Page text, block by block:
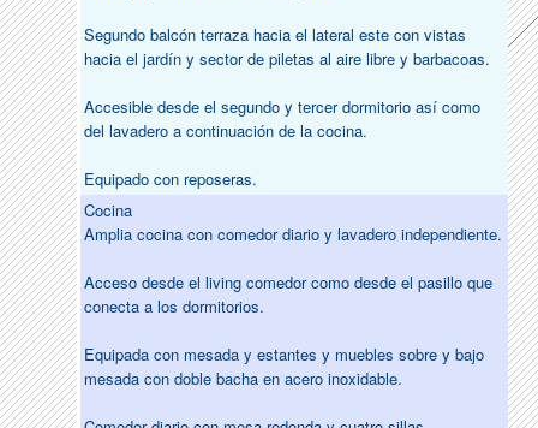
Segundo balcón terraza hacia el lateral este con vistas
hacia el jardín y sector de piletas al aire libre y barbacoas.
Accesible desde el segundo y tercer dormitorio así como
del lavadero a continuación de la cocina.
Equipado con reposeras.
Cocina
Amplia cocina con comedor diario y lavadero independiente.
Acceso desde el living comedor como desde el pasillo que
conecta a los dormitorios.
Equipada con mesada y estantes y muebles sobre y bajo
mesada con doble bacha en acero inoxidable.